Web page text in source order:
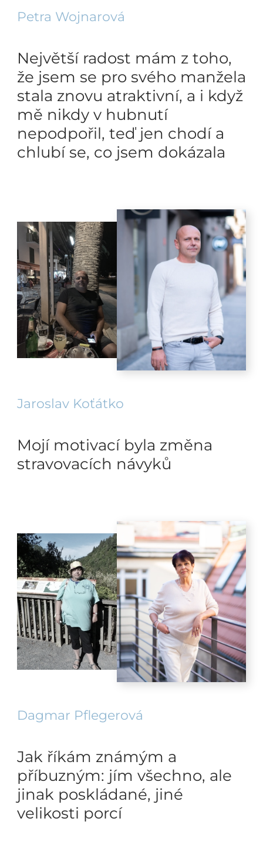
Petra Wojnarová
Největší radost mám z toho,
že jsem se pro svého manžela
stala znovu atraktivní, a i když
mě nikdy v hubnutí
nepodpořil, teď jen chodí a
chlubí se, co jsem dokázala
Jaroslav Koťátko
Mojí motivací byla změna
stravovacích návyků
Dagmar Pflegerová
Jak říkám známým a
příbuzným: jím všechno, ale
jinak poskládané, jiné
velikosti porcí